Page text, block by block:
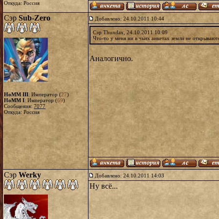
Откуда: Россия
Сэр Sub-Zero
HoMM III: Император (27)
HoMM I: Император (69)
Сообщения: 7077
Откуда: Россия
Добавлено: 24.10.2011 10:44
Сэр Thundax, 24.10.2011 10:09
Что-то у меня ни в чьих анкетах земли не
Аналогично.
Сэр Werky Добавлено: 24.10.2011 14:03
Ну всё...